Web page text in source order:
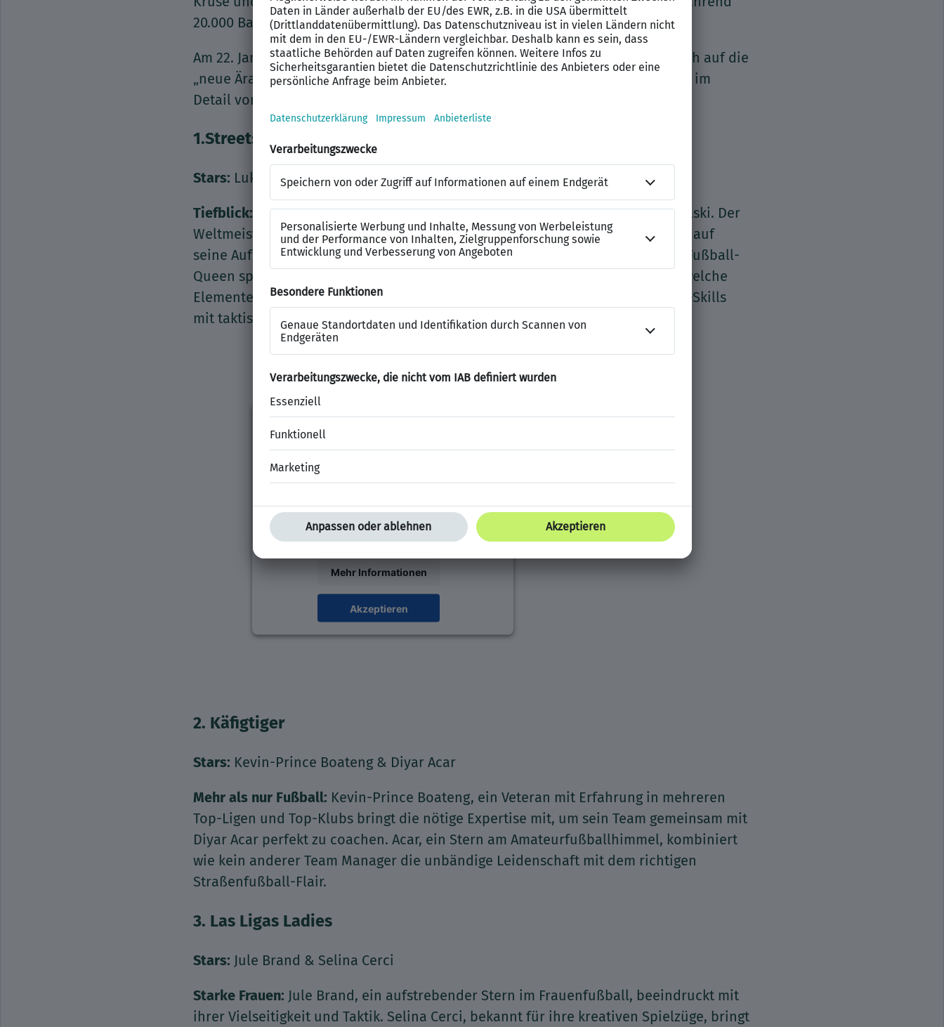
20.000 Baller-League-Fans auf Twitch zusahen.
Am 22. Januar beginnt der erste Spieltag in der Motorworld Köln. Damit Du Dich auf die
„neue Ära des Fußballs“ bestens vorbereiten kannst, stellen wir Dir alle Teams im
Detail vor.
1.Streets United
Stars: Lukas Podolski & Alisha Lehmann
Tiefblick: Er ist nicht nur Präsident, sondern auch Team Manager: Lukas Podolski. Der
Weltmeister von 2014 hat eine Vorliebe für echten Straßenfußball und brennt auf
seine Aufgabe als Team Manager. Unterstütz wird er von Alisha Lehmann. Die Fußball-
Queen spielt mit Aston Villa ihre Gegnerinnen schwindelig und weißt genau, welche
Elemente eine Mannschaft für den Sieg benötigt. Das Duo kombiniert Fußball-Skills
mit taktischer Finesse.
Wir benötigen Ihre Zustimmung, um den
Instagram Content-Service zu laden!
Wir verwenden Instagram Content, um Inhalte
Aktivitäten sammeln. Bitte lesen Sie die Details
durch und stimmen Sie der Nutzung des Service
zu, um diese Inhalte anzuzeigen.
Mehr Informationen
Akzeptieren
2. Käfigtiger
Stars: Kevin-Prince Boateng & Diyar Acar
Mehr als nur Fußball: Kevin-Prince Boateng, ein Veteran mit Erfahrung in mehreren
Top-Ligen und Top-Klubs bringt die nötige Expertise mit, um sein Team gemeinsam mit
Diyar Acar perfekt zu coachen. Acar, ein Stern am Amateurfußballhimmel, kombiniert
wie kein anderer Team Manager die unbändige Leidenschaft mit dem richtigen
Straßenfußball-Flair.
3. Las Ligas Ladies
Stars: Jule Brand & Selina Cerci
Starke Frauen: Jule Brand, ein aufstrebender Stern im Frauenfußball, beeindruckt mit
ihrer Vielseitigkeit und Taktik. Selina Cerci, bekannt für ihre kreativen Spielzüge, bringt